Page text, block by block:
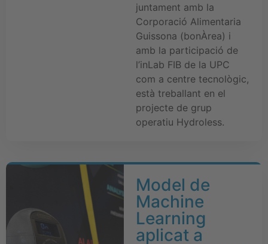
juntament amb la
Corporació Alimentaria
Guissona (bonÀrea) i
amb la participació de
l’inLab FIB de la UPC
com a centre tecnològic,
està treballant en el
projecte de grup
operatiu Hydroless.
Model de
Machine
Learning
aplicat a